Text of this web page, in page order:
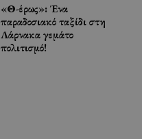
«Θ-έρως»: Ένα
παραδοσιακό ταξίδι στη
Λάρνακα γεμάτο
πολιτισμό!